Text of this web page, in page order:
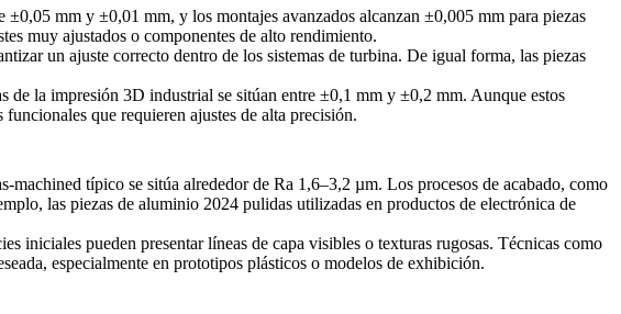
mm y ±0,01 mm, y los montajes avanzados alcanzan ±0,005 mm para piezas
muy ajustados o componentes de alto rendimiento.
un ajuste correcto dentro de los sistemas de turbina. De igual forma, las piezas
de la impresión 3D industrial se sitúan entre ±0,1 mm y ±0,2 mm. Aunque estos
que requieren ajustes de alta precisión.
típico se sitúa alrededor de Ra 1,6–3,2 µm. Los procesos de acabado, como
las piezas de aluminio 2024 pulidas utilizadas en productos de electrónica de
iniciales pueden presentar líneas de capa visibles o texturas rugosas. Técnicas como
especialmente en prototipos plásticos o modelos de exhibición.